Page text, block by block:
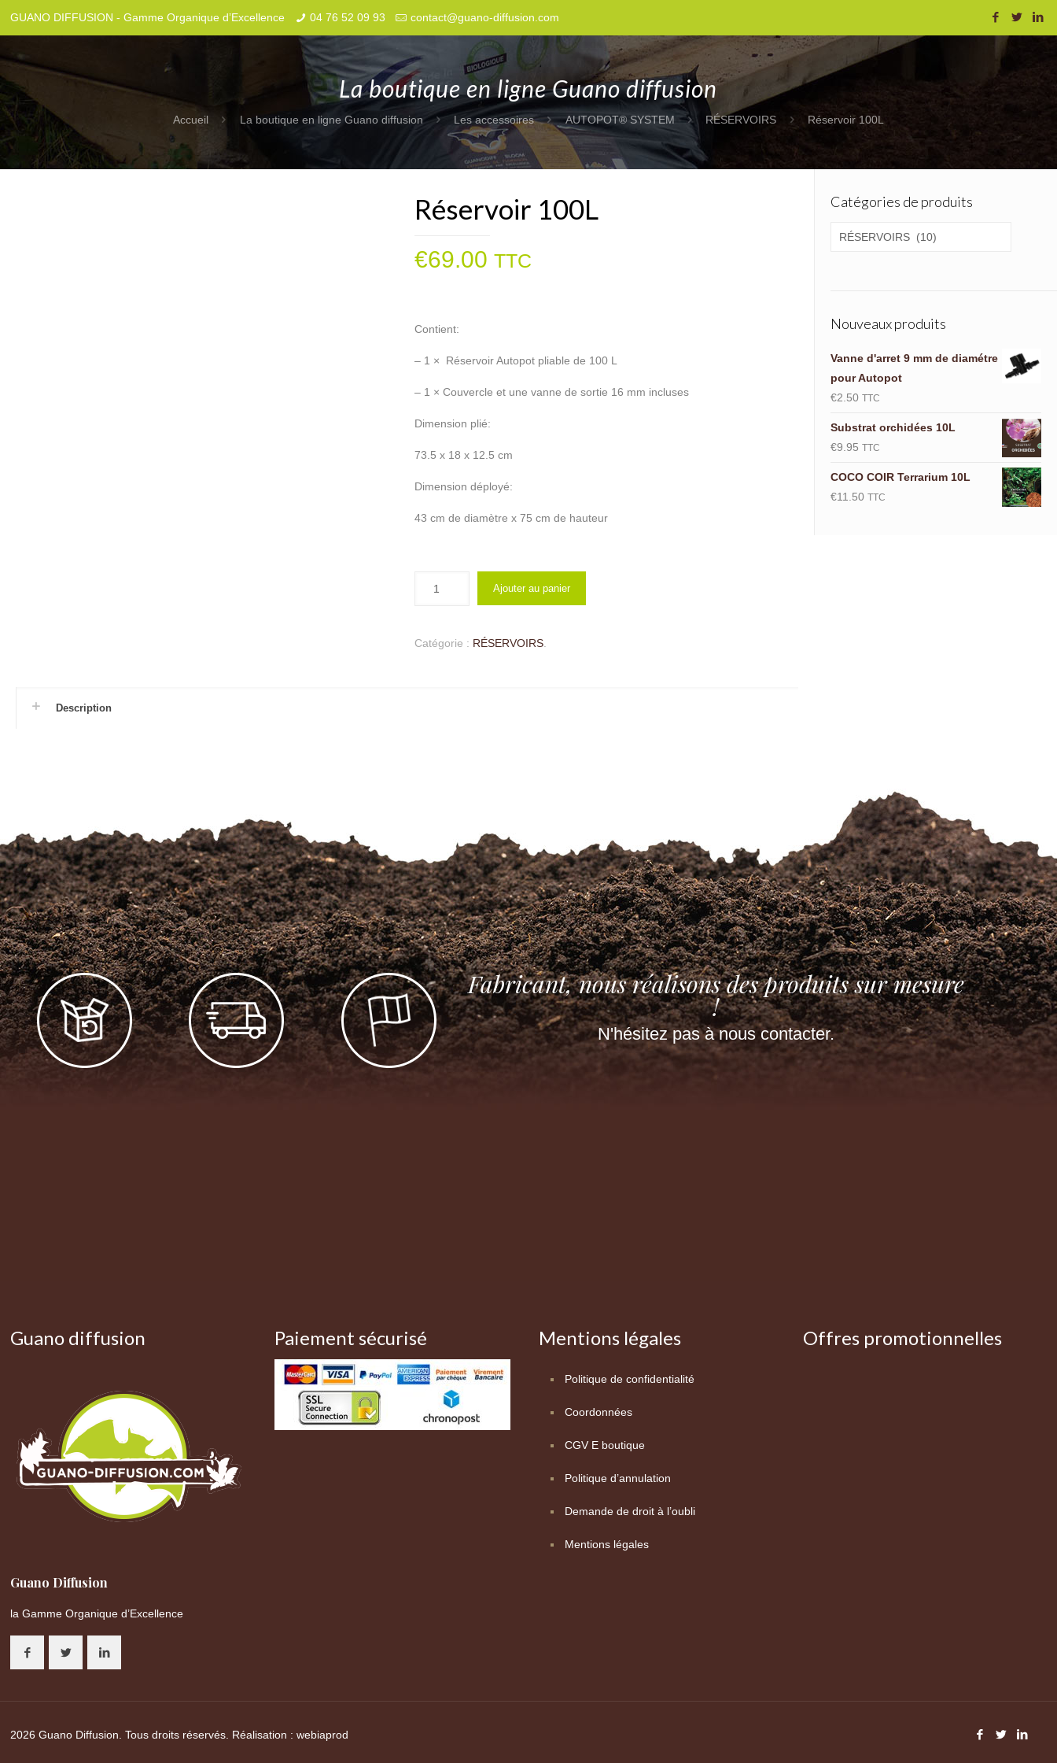
GUANO DIFFUSION - Gamme Organique d’Excellence 04 76 52 09 93 contact@guano-diffusion.com
La boutique en ligne Guano diffusion
Accueil La boutique en ligne Guano diffusion Les accessoires AUTOPOT® SYSTEM RÉSERVOIRS Réservoir 100L
Réservoir 100L
€69.00 TTC
Contient:
– 1 × Réservoir Autopot pliable de 100 L
– 1 × Couvercle et une vanne de sortie 16 mm incluses
Dimension plié:
73.5 x 18 x 12.5 cm
Dimension déployé:
43 cm de diamètre x 75 cm de hauteur
Ajouter au panier
Catégorie : RÉSERVOIRS
Description
Catégories de produits
Nouveaux produits
Vanne d'arret 9 mm de diamétre
pour Autopot
€2.50 TTC
Substrat orchidées 10L
€9.95 TTC
COCO COIR Terrarium 10L
€11.50 TTC
Fabricant, nous réalisons des produits sur mesure
!
N'hésitez pas à nous contacter.
Guano diffusion
Guano Diffusion
la Gamme Organique d’Excellence
Paiement sécurisé Mentions légales
Politique de confidentialité
Coordonnées
CGV E boutique
Politique d’annulation
Demande de droit à l’oubli
Mentions légales
Offres promotionnelles
2026 Guano Diffusion. Tous droits réservés. Réalisation :webiaprod